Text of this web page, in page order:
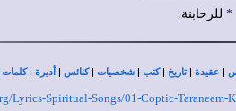
* للرحابنة.
| عقيدة |تاريخ |كتب |شخصيات |كنائس | أديرة |كلمات
Lyrics-Spiritual-Songs/01-Coptic-